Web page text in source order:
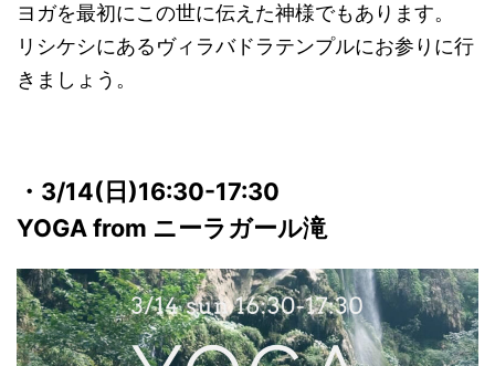
ヨガを最初にこの世に伝えた神様でもあります。
リシケシにあるヴィラバドラテンプルにお参りに行
きましょう。
・3/14(日 )16:30-17:30
YOGA from ニーラガール滝